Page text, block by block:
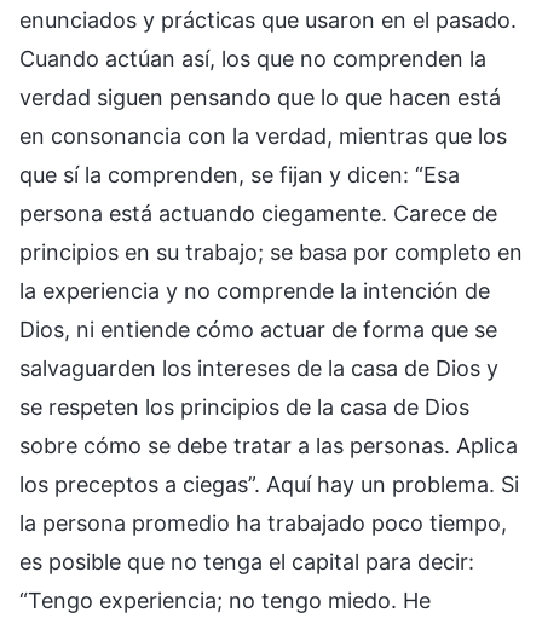
enunciados y prácticas que usaron en el pasado.
Cuando actúan así, los que no comprenden la
verdad siguen pensando que lo que hacen está
en consonancia con la verdad, mientras que los
que sí la comprenden, se fijan y dicen: “Esa
persona está actuando ciegamente. Carece de
principios en su trabajo; se basa por completo en
la experiencia y no comprende la intención de
Dios, ni entiende cómo actuar de forma que se
salvaguarden los intereses de la casa de Dios y
se respeten los principios de la casa de Dios
sobre cómo se debe tratar a las personas. Aplica
los preceptos a ciegas”. Aquí hay un problema. Si
la persona promedio ha trabajado poco tiempo,
es posible que no tenga el capital para decir:
“Tengo experiencia; no tengo miedo. He